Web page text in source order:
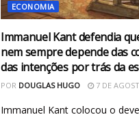
ECONOMIA
Immanuel Kant defendia
nem sempre depende das
das intenções por trás da
POR DOUGLAS HUGO 7 DE
Immanuel Kant colocou o